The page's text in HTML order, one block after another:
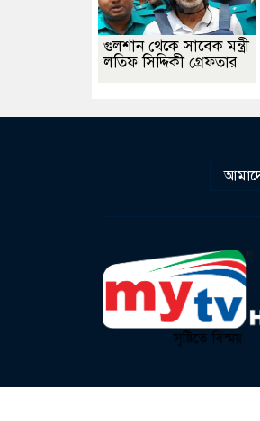
গুলশান থেকে সাবেক মন্ত্রী
লতিফ সিদ্দিকী গ্রেফতার